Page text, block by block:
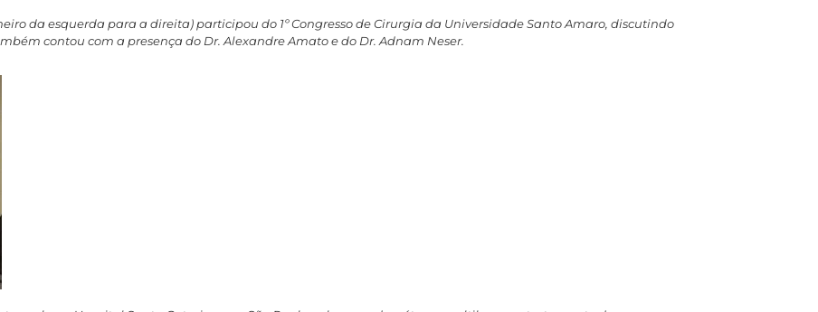
da esquerda para a direita) participou do 1º Congresso de Cirurgia da Universidade Santo Amaro, discutindo
contou com a presença do Dr. Alexandre Amato e do Dr. Adnam Neser.